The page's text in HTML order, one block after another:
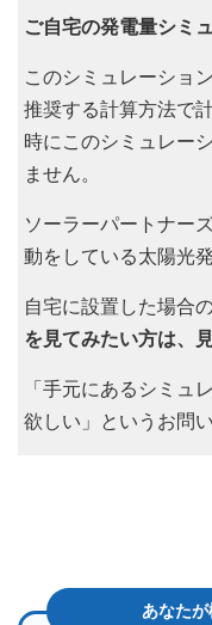
ご自宅の発電量シミ
このシミュレーショ
推奨する計算方法で
時にこのシミュレー
ません。
ソーラーパートナー
動をしている太陽光
自宅に設置した場合
を見てみたい方は、
「手元にあるシミュ
欲しい」というお問